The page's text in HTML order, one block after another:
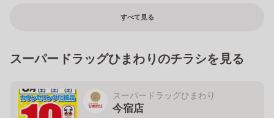
すべて見る
スーパードラッグひまわりのチラシを見る
スーパードラッグひまわり
今宿店